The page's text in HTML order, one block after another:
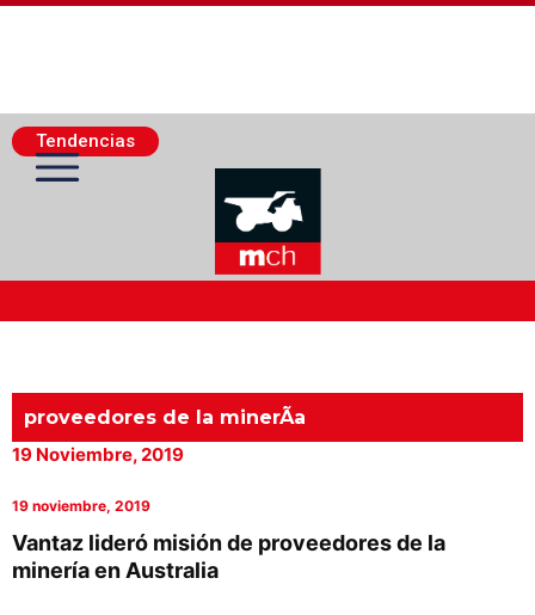
Tendencias
Actualidad Minera
Minería Superficie
Minerí­a Subterránea
Proveedores
proveedores de la minerÃ­a
19 Noviembre, 2019
19 noviembre, 2019
Vantaz lideró misión de proveedores de la
minería en Australia